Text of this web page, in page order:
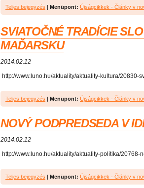
Teljes bejegyzés | Menüpont: Újságcikkek - Články v
SVIATOČNÉ TRADÍCIE
MAĎARSKU
2014.02.12
http://www.luno.hu/aktuality/aktuality-kultura/20830-
Teljes bejegyzés | Menüpont: Újságcikkek - Články v
NOVÝ PODPREDSEDA V
2014.02.12
http://www.luno.hu/aktuality/aktuality-politika/20768-
Teljes bejegyzés | Menüpont: Újságcikkek - Články v